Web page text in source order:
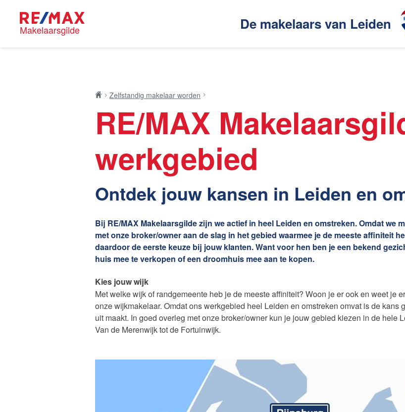
Makelaarsgilde De makelaars van Leiden
Onze makelaars Ons werkgebied
Onze diensten Contact
Nieuwe kansen voor
starters op de Leidse
Zelfstandig makelaar worden
RE/MAX
werkgebied
Ontdek jouw kansen in Leiden en
Bij RE/MAX Makelaarsgilde zijn we actief in heel Leiden en omstreken. Omdat we
met onze broker/owner aan de slag in het gebied waarmee je de meeste affiniteit
daardoor de eerste keuze bij jouw klanten. Want voor hen ben je een bekend
huis mee te verkopen of een droomhuis mee aan te kopen.
Kies jouw wijk
Met welke wijk of randgemeente heb je de meeste affiniteit? Woon je er ook en weet je
onze wijkmakelaar. Omdat ons werkgebied heel Leiden en omstreken omvat is de kans
uit maakt. In goed overleg met onze broker/owner kun je jouw gebied kiezen in de hele
Van de Merenwijk tot de Fortuinwijk.